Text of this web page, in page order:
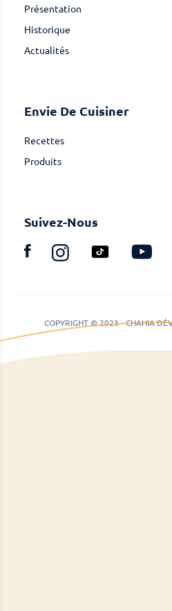
Présentation
Historique
Actualités
Envie De Cuisiner
Recettes
Produits
Suivez-Nous
COPYRIGHT © 2023 - CHAHIA